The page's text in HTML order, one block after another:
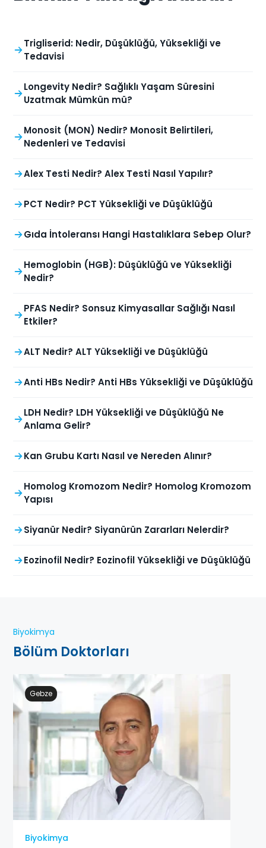
Trigliserid: Nedir, Düşüklüğü, Yüksekliği ve
Tedavisi
Longevity Nedir? Sağlıklı Yaşam Süresini
Uzatmak Mümkün mü?
Monosit (MON) Nedir? Monosit Belirtileri,
Nedenleri ve Tedavisi
Alex Testi Nedir? Alex Testi Nasıl Yapılır?
PCT Nedir? PCT Yüksekliği ve Düşüklüğü
Gıda İntoleransı Hangi Hastalıklara Sebep Olur?
Hemoglobin (HGB): Düşüklüğü ve Yüksekliği
Nedir?
PFAS Nedir? Sonsuz Kimyasallar Sağlığı Nasıl
Etkiler?
ALT Nedir? ALT Yüksekliği ve Düşüklüğü
Anti HBs Nedir? Anti HBs Yüksekliği ve Düşüklüğü
LDH Nedir? LDH Yüksekliği ve Düşüklüğü Ne
Anlama Gelir?
Kan Grubu Kartı Nasıl ve Nereden Alınır?
Homolog Kromozom Nedir? Homolog Kromozom
Yapısı
Siyanür Nedir? Siyanürün Zararları Nelerdir?
Eozinofil Nedir? Eozinofil Yüksekliği ve Düşüklüğü
Biyokimya
Bölüm Doktorları
Gebze
Biyokimya